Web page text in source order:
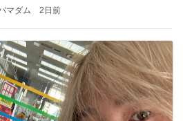
マダム 2日前